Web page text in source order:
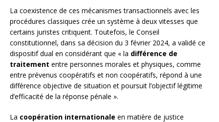
La coexistence de ces mécanismes transactionnels avec les
procédures classiques crée un système à deux vitesses que
certains juristes critiquent. Toutefois, le Conseil
constitutionnel, dans sa décision du 3 février 2024, a validé ce
dispositif dual en considérant que « la différence de
traitement entre personnes morales et physiques, comme
entre prévenus coopératifs et non coopératifs, répond à une
différence objective de situation et poursuit l’objectif légitime
d’efficacité de la réponse pénale ».
La coopération internationale en matière de justice